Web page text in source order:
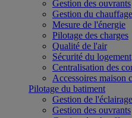
Gestion des ouvrants
Gestion du
Mesure de l'énergie
Pilotage des charges
Qualité de l'air
Sécurité du logement
Centralisation des
Accessoires maison
Pilotage du batiment
Gestion de l'éclairage
Gestion des ouvrants